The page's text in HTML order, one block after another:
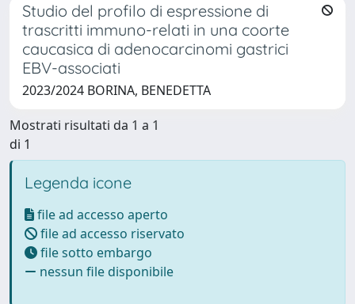
Studio del profilo di espressione di
trascritti immuno-relati in una coorte
caucasica di adenocarcinomi gastrici
EBV-associati
2023/2024 BORINA, BENEDETTA
Mostrati risultati da 1 a 1
di 1
Legenda icone
file ad accesso aperto
file ad accesso riservato
file sotto embargo
nessun file disponibile